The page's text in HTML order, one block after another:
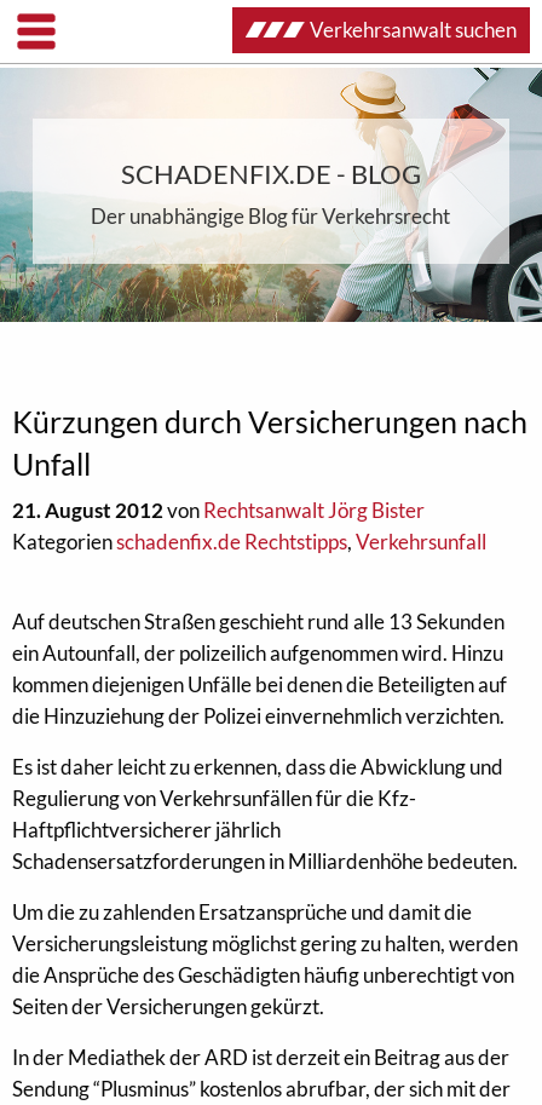
SCHADENFIX.DE - BLOG
Der unabhängige Blog für Verkehrsrecht
Kürzungen durch Versicherungen nach
Unfall
21. August 2012vonRechtsanwalt Jörg Bister
Kategorienschadenfix.de Rechtstipps,Verkehrsunfall
Auf deutschen Straßen geschieht rund alle 13 Sekunden
ein Autounfall, der polizeilich aufgenommen wird. Hinzu
kommen diejenigen Unfälle bei denen die Beteiligten auf
die Hinzuziehung der Polizei einvernehmlich verzichten.
Es ist daher leicht zu erkennen, dass die Abwicklung und
Regulierung von Verkehrsunfällen für die Kfz-
Haftpflichtversicherer jährlich
Schadensersatzforderungen in Milliardenhöhe bedeuten.
Um die zu zahlenden Ersatzansprüche und damit die
Versicherungsleistung möglichst gering zu halten, werden
die Ansprüche des Geschädigten häufig unberechtigt von
Seiten der Versicherungen gekürzt.
In der Mediathek der ARD ist derzeit ein Beitrag aus der
Sendung “Plusminus” kostenlos abrufbar, der sich mit der
Verkehrsanwalt suchen